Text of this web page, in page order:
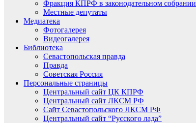
Фракция КПРФ в законодательном собрании
Местные депутаты
Медиатека
Фотогалерея
Видеогалерея
Библиотека
Севастопольская правда
Правда
Советская Россия
Персональные страницы
Центральный сайт ЦК КПРФ
Центральный сайт ЛКСМ РФ
Сайт Севастопольского ЛКСМ РФ
Центральный сайт “Русского лада”